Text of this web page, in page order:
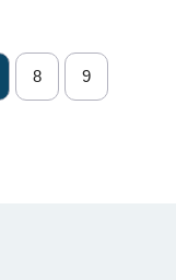
8 9